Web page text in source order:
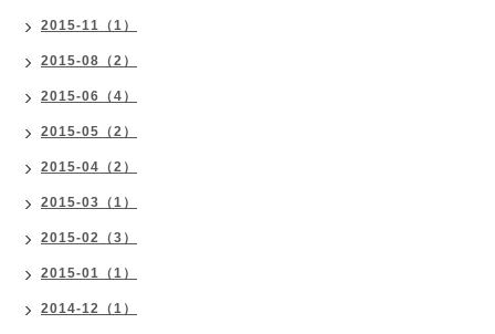
2015-11（1）
2015-08（2）
2015-06（4）
2015-05（2）
2015-04（2）
2015-03（1）
2015-02（3）
2015-01（1）
2014-12（1）